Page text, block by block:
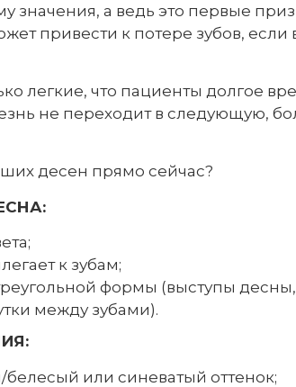
значения, а ведь это первые
привести к потере зубов, если
легкие, что пациенты долгое
не переходит в следующую,
десен прямо сейчас?
к зубам;
формы (выступы
между зубами).
или синеватый оттенок;